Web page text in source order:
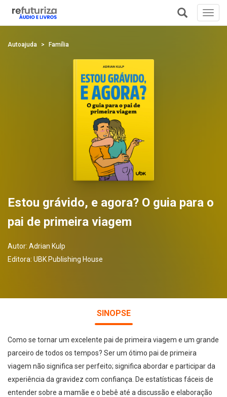
Autoajuda Família
Estou grávido, e agora? O guia para o
pai de primeira viagem
Autor: Adrian Kulp
Editora: UBK Publishing House
SINOPSE
Como se tornar um excelente pai de primeira viagem e um grande
parceiro de todos os tempos? Ser um ótimo pai de primeira
viagem não significa ser perfeito; significa abordar e participar da
experiência da gravidez com confiança. De estatísticas fáceis de
entender sobre a mamãe e o bebê até a discussão e elaboração